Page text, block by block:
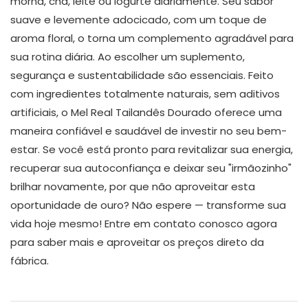
suave e levemente adocicado, com um toque de
aroma floral, o torna um complemento agradável para
sua rotina diária. Ao escolher um suplemento,
segurança e sustentabilidade são essenciais. Feito
com ingredientes totalmente naturais, sem aditivos
artificiais, o Mel Real Tailandês Dourado oferece uma
maneira confiável e saudável de investir no seu bem-
estar. Se você está pronto para revitalizar sua energia,
recuperar sua autoconfiança e deixar seu "irmãozinho"
brilhar novamente, por que não aproveitar esta
oportunidade de ouro? Não espere — transforme sua
vida hoje mesmo! Entre em contato conosco agora
para saber mais e aproveitar os preços direto da
fábrica.